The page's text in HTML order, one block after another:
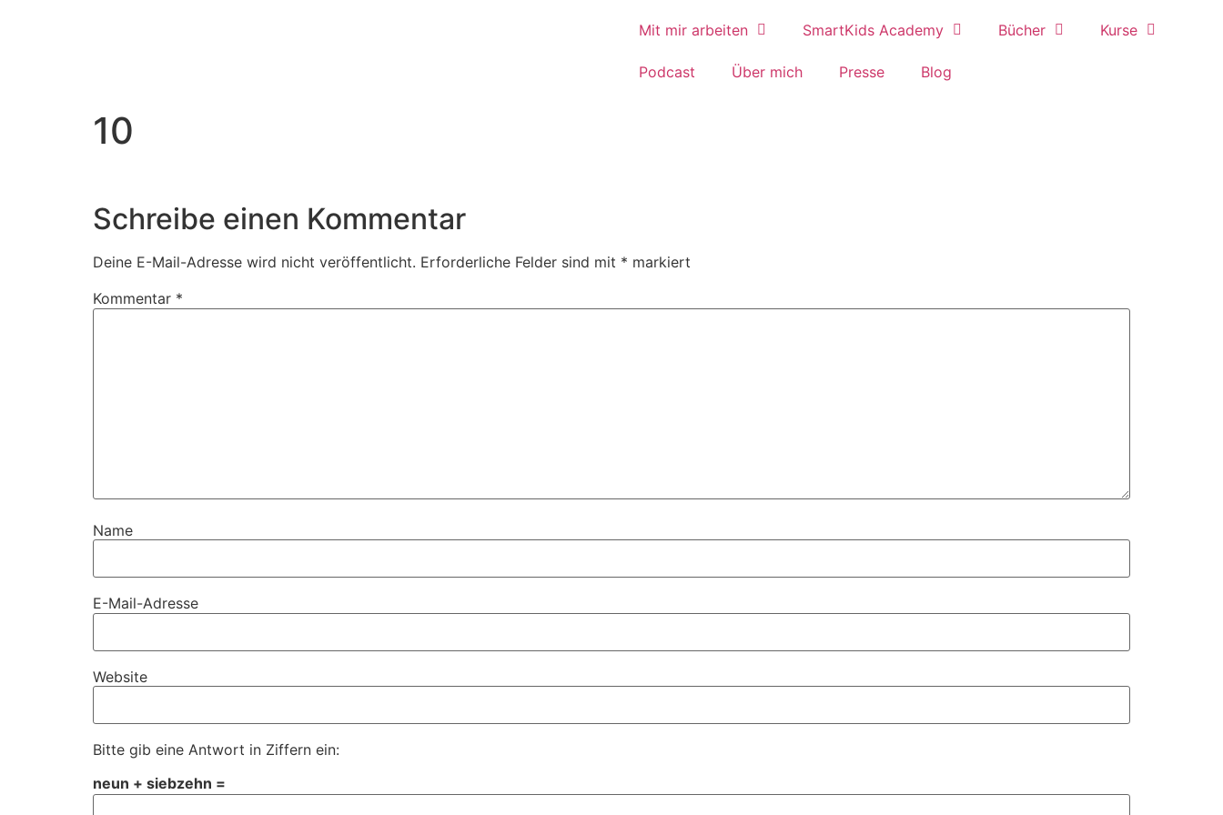
Mit mir arbeiten SmartKids Academy Bücher Kurse
Podcast Über mich Presse Blog
10
Schreibe einen Kommentar
Deine E-Mail-Adresse wird nicht veröffentlicht. Erforderliche Felder sind mit * markiert
Kommentar *
Name
E-Mail-Adresse
Website
Bitte gib eine Antwort in Ziffern ein:
neun + siebzehn =